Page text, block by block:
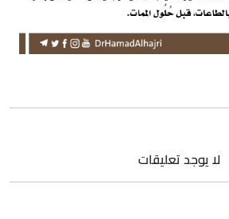
لا يوجد تعليقات